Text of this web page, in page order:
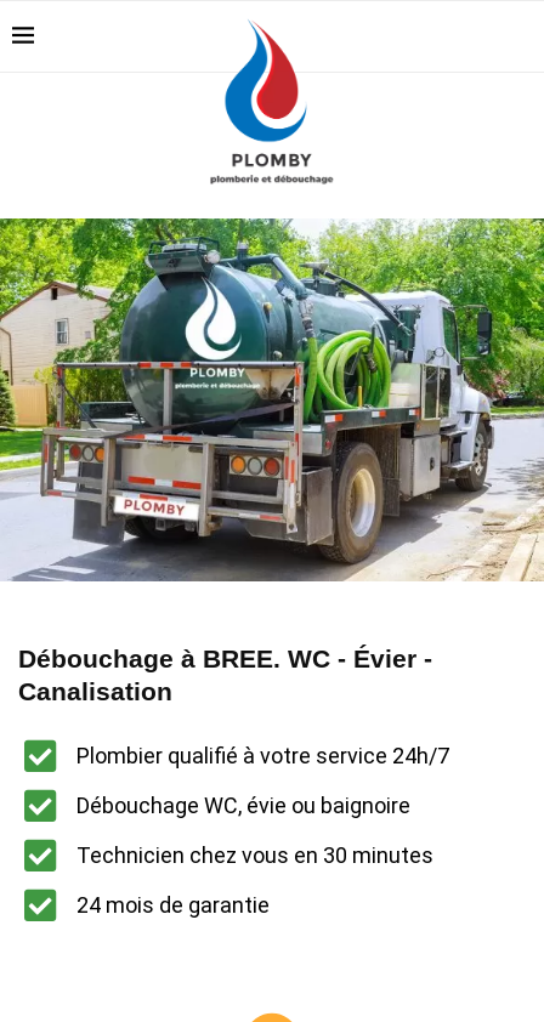
Débouchage à BREE. WC - Évier -
Canalisation
Plombier qualifié à votre service 24h/7
Débouchage WC, évie ou baignoire
Technicien chez vous en 30 minutes
24 mois de garantie